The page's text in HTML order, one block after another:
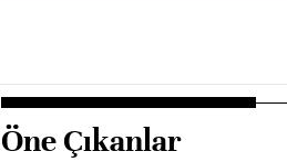
Öne Çıkanlar